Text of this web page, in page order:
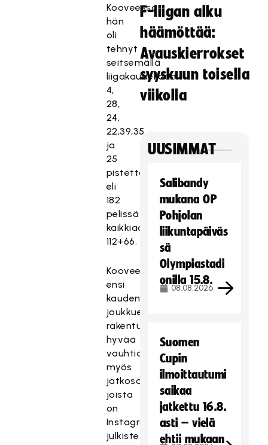
Kooveessa
hän
oli
tehnyt
seitsemällä
liigakaudellaan
4,
28,
24,
22,39,35
ja
25
pistettä
eli
182
pelissä
kaikkiaan
112+66.
Kooveen
ensi
kauden
joukkue
rakentuu
hyvää
vauhtia
myös
jatkosopimuksilla,
joista
on
Instagramissa
julkistettu
F-liigan alku
häämöttää:
Avauskierrokset
syyskuun toisella
viikolla
UUSIMMAT
Salibandy
mukana OP
Pohjolan
liikuntapäiväs
sä
Olympiastadi
onilla 15.8.
08.08.2026
Suomen
Cupin
ilmoittautumi
saikaa
jatkettu 16.8.
asti – vielä
ehtii mukaan